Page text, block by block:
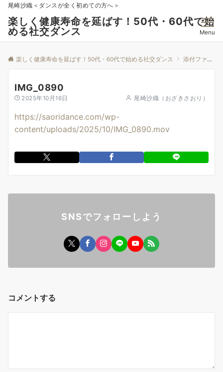
尾崎沙織＜ダンスが全く初めての方へ＞
楽しく健康寿命を延ばす！50代・60代で始
める社交ダンス
Menu
楽しく健康寿命を延ばす！50代・60代で始める社交ダンス 添付ファイル
IMG_0890
2025年10月16日 尾崎沙織（おざきさおり）
https://saoridance.com/wp-
content/uploads/2025/10/IMG_0890.mov
SNSでフォローしよう
コメントする